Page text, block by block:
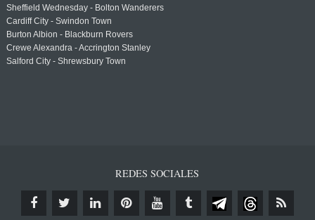
Sheffield Wednesday - Bolton Wanderers
Cardiff City - Swindon Town
Burton Albion - Blackburn Rovers
Crewe Alexandra - Accrington Stanley
Salford City - Shrewsbury Town
REDES SOCIALES